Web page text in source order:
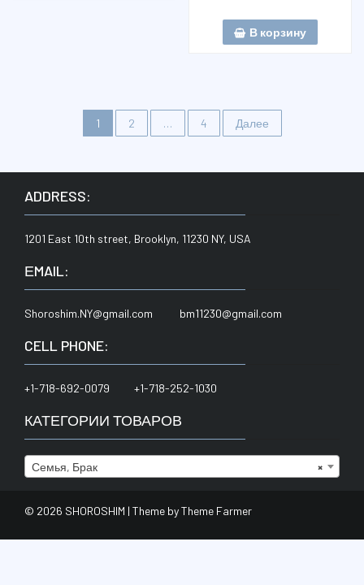
В корзину
Навигация
записям
1 2 … 4 Далее
ADDRESS:
1201 East 10th street, Brooklyn, 11230 NY, USA
ЕMAIL:
Shoroshim.NY@gmail.com bm11230@gmail.com
CELL PHONE:
+1-718-692-0079 +1-718-252-1030
КАТЕГОРИИ ТОВАРОВ
×
Семья, Брак
© 2026 SHOROSHIM | Theme byTheme Farmer